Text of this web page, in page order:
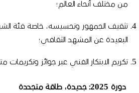
من مختلف أنحاء العالم؛
تثقيف الجمهور وتحسيسه، خاصة فئة
البعيدة عن المشهد الثقافي؛
تكريم الابتكار الفني عبر جوائز وتكريمات
دورة جديدة، طاقة متجددة